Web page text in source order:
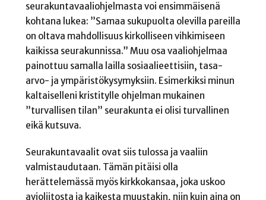
seurakuntavaaliohjelmasta voi ensimmäisenä
kohtana lukea: ”Samaa sukupuolta olevilla pareilla
on oltava mahdollisuus kirkolliseen vihkimiseen
kaikissa seurakunnissa.” Muu osa vaaliohjelmaa
painottuu samalla lailla sosiaalieettisiin, tasa-
arvo- ja ympäristökysymyksiin. Esimerkiksi minun
kaltaiselleni kristitylle ohjelman mukainen
”turvallisen tilan” seurakunta ei olisi turvallinen
eikä kutsuva.
Seurakuntavaalit ovat siis tulossa ja vaaliin
valmistaudutaan. Tämän pitäisi olla
herättelemässä myös kirkkokansaa, joka uskoo
avioliitosta ja kaikesta muustakin, niin kuin aina on